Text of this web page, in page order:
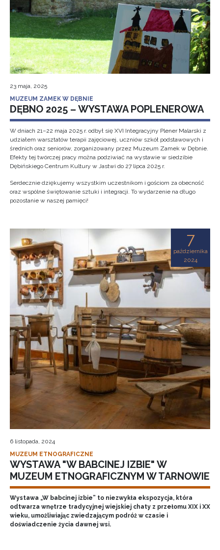
23 maja, 2025
MUZEUM ZAMEK W DĘBNIE
DĘBNO 2025 – WYSTAWA POPLENEROWA
W dniach 21–22 maja 2025 r. odbył się XVI Integracyjny Plener Malarski z
udziałem warsztatów terapii zajęciowej, uczniów szkół podstawowych i
średnich oraz seniorów, zorganizowany przez Muzeum Zamek w Dębnie.
Efekty tej twórczej pracy można podziwiać na wystawie w siedzibie
Dębińskiego Centrum Kultury w Jastwi do 27 lipca 2025 r.
Serdecznie dziękujemy wszystkim uczestnikom i gościom za obecność
oraz wspólne świętowanie sztuki i integracji. To wydarzenie na długo
pozostanie w naszej pamięci!
7
października
2024
6 listopada, 2024
MUZEUM ETNOGRAFICZNE
WYSTAWA "W BABCINEJ IZBIE" W
MUZEUM ETNOGRAFICZNYM W TARNOWIE
Wystawa „W babcinej izbie” to niezwykła ekspozycja, która
odtwarza wnętrze tradycyjnej wiejskiej chaty z przełomu XIX i XX
wieku, umożliwiając zwiedzającym podróż w czasie i
doświadczenie życia dawnej wsi.